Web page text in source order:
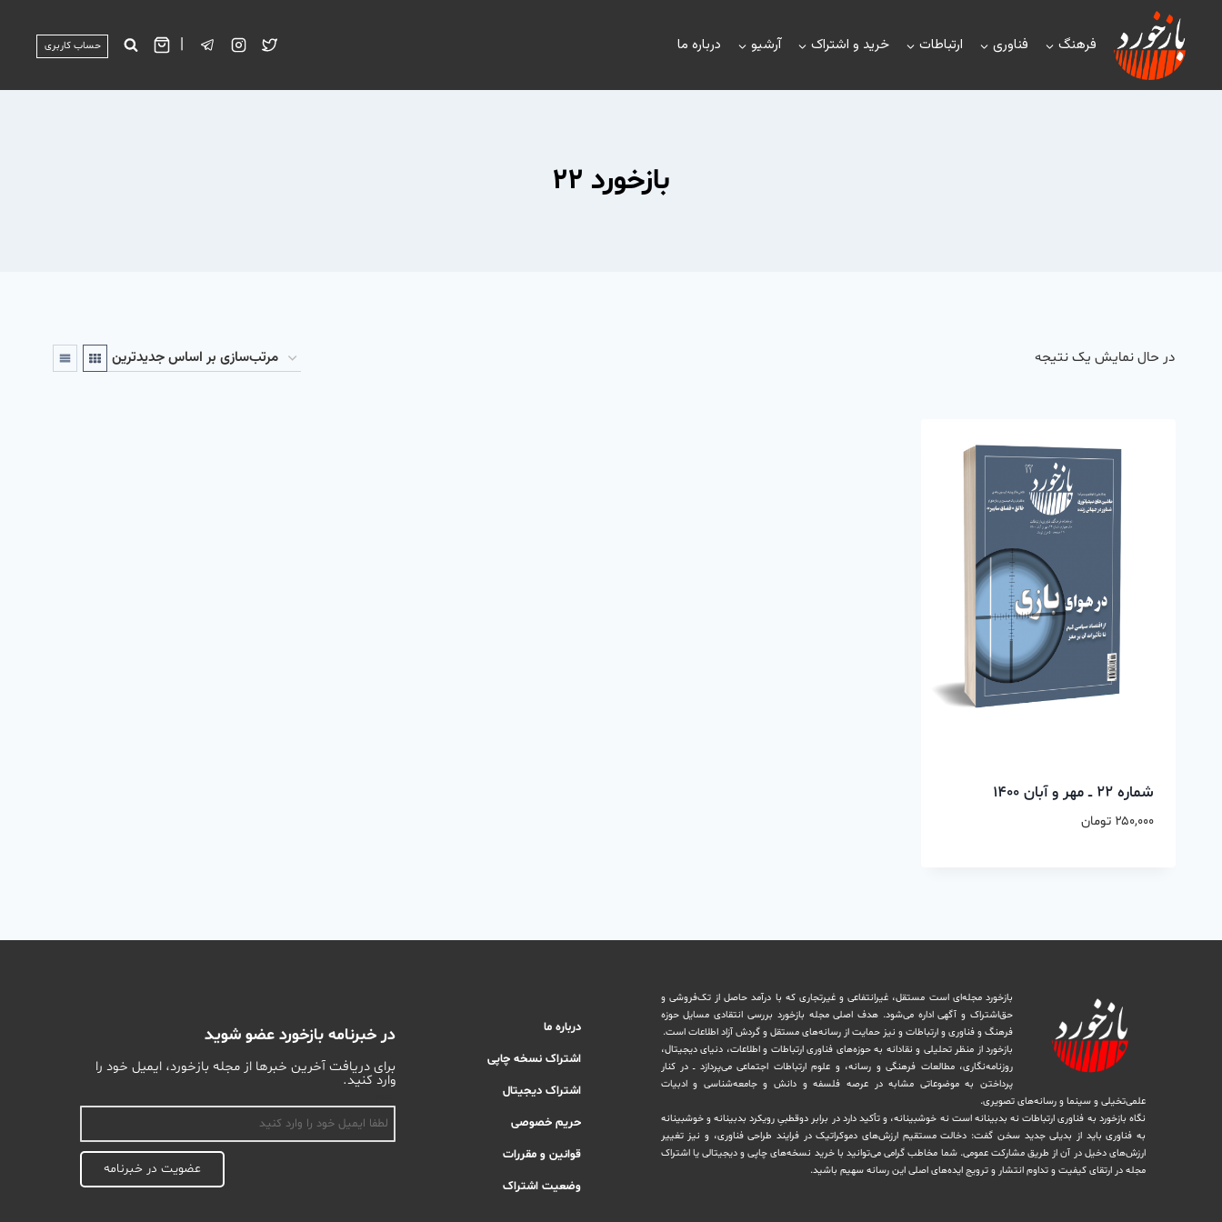
فرهنگ فناوری ارتباطات خرید و اشتراک آرشیو درباره ما | حساب کاربری
بازخورد ۲۲
در حال نمایش یک نتیجه
شماره ۲۲ ــ مهر و آبان ۱۴۰۰
۲۵۰,۰۰۰ تومان
بازخورد مجله‌ای است مستقل، غیرانتفاعی و غیرتجاری که با درآمد حاصل از تک‌فروشی و
حق‌اشتراک و آگهی اداره می‌شود. ‏هدف اصلی مجله بازخورد بررسی انتقادی مسایل حوزه
فرهنگ و فناوری و ارتباطات و نیز حمایت از رسانه‌های مستقل و‌ گردش ‏آزاد اطلاعات است.
بازخورد از منظر تحلیلی و نقادانه به حوزه‌های فناوری ارتباطات و اطلاعات، دنیای دیجیتال،
روزنامه‌نگاری، ‏مطالعات فرهنگی و رسانه، و علوم ارتباطات اجتماعی می‌پردازد ــ در کنار
پرداختن به موضوعاتی مشابه در عرصه فلسفه و دانش و ‏جامعه‌شناسی و ادبیات
علمی‌تخیلی و سینما و رسانه‌های تصویری.
نگاه بازخورد به فناوری ارتباطات نه بدبینانه است نه خوشبینانه، و تأکید دارد ‏در برابر دوقطبیِ رویکرد بدبینانه و خوشبینانه
به فناوری باید از بدیلی جدید سخن گفت: دخالت مستقیم ارزش‌های دموکراتیک در ‏فرایند طراحی فناوری، و نیز تغییر
ارزش‌های دخيل در آن از طریق مشاركت عمومی. شما مخاطب گرامی می‌توانید با خرید نسخه‌های چاپی و دیجیتالی یا ‏اشتراک
مجله در ارتقای کیفیت و تداوم انتشار و ترویج ایده‌های اصلی این رسانه سهیم باشید.
درباره ما
اشتراک نسخه چاپی
اشتراک دیجیتال
حریم خصوصی
قوانین و مقررات
وضعیت اشتراک
در خبرنامه بازخورد عضو شوید
برای دریافت آخرین خبرها از مجله بازخورد، ایمیل خود را
وارد کنید.
عضویت در خبرنامه